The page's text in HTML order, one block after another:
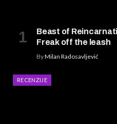
Beast of
Freak off the leash
ByMilan Radosavljević
RECENZIJE